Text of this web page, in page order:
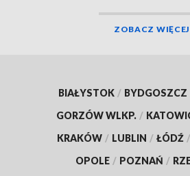
ZOBACZ WIĘCEJ
BIAŁYSTOK / BYDGOSZCZ
GORZÓW WLKP. /
KRAKÓW / LUBLIN / ŁÓDŹ /
OPOLE / POZNAŃ /